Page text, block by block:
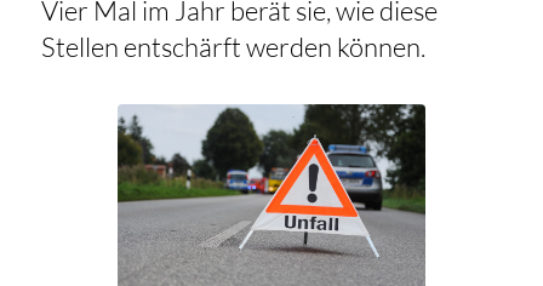
Vier Mal im Jahr berät sie, wie diese
Stellen entschärft werden können.